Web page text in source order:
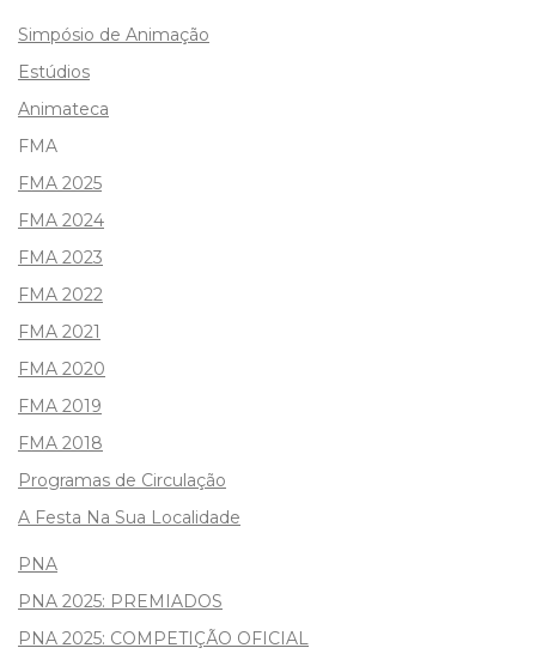
Simpósio de Animação
Estúdios
Animateca
FMA
FMA 2025
FMA 2024
FMA 2023
FMA 2022
FMA 2021
FMA 2020
FMA 2019
FMA 2018
Programas de Circulação
A Festa Na Sua Localidade
PNA
PNA 2025: PREMIADOS
PNA 2025: COMPETIÇÃO OFICIAL